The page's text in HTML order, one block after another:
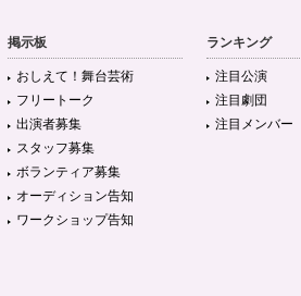
掲示板
おしえて！舞台芸術
フリートーク
出演者募集
スタッフ募集
ボランティア募集
オーディション告知
ワークショップ告知
ランキング
注目公演
注目劇団
注目メンバー